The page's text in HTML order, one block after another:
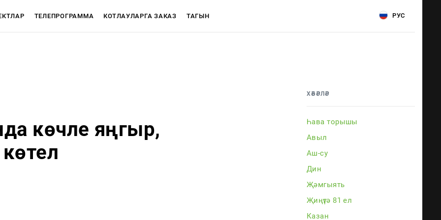
ТЕЛЕПРОГРАММА КОТЛАУЛАРГА ЗАКАЗ ТАГЫН РУС
көчле яңгыр,
ХӘБӘРЛӘР
Һава торышы
Авыл
Аш-су
Дин
Җәмгыять
Җиңүгә 81 ел
Казан